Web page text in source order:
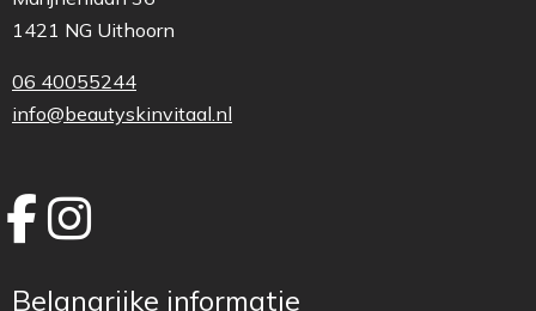
1421 NG Uithoorn
06 40055244
info@beautyskinvitaal.nl
Belangrijke informatie